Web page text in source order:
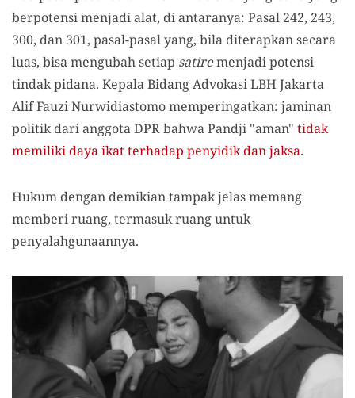
berpotensi menjadi alat, di antaranya: Pasal 242, 243,
300, dan 301, pasal-pasal yang, bila diterapkan secara
luas, bisa mengubah setiap satiremenjadi potensi
tindak pidana. Kepala Bidang Advokasi LBH Jakarta
Alif Fauzi Nurwidiastomo memperingatkan: jaminan
politik dari anggota DPR bahwa Pandji "aman" tidak
memiliki daya ikat terhadap penyidik dan jaksa.
Hukum dengan demikian tampak jelas memang
memberi ruang, termasuk ruang untuk
penyalahgunaannya.